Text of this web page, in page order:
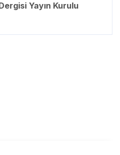
Yayın Kurulu